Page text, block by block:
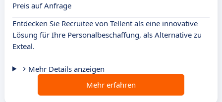
Preis auf Anfrage
Entdecken Sie Recruitee von Tellent als eine innovative
Lösung für Ihre Personalbeschaffung, als Alternative zu
Exteal.
Mehr Details anzeigen
Mehr erfahren